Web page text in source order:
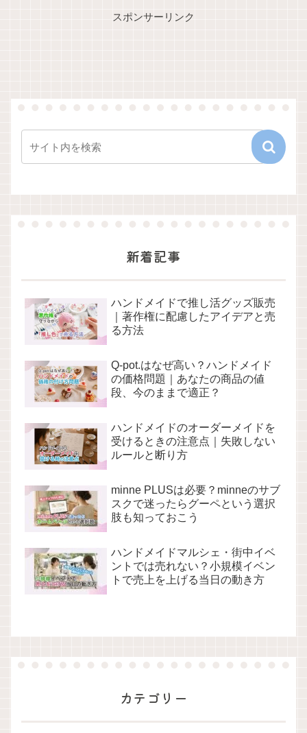
スポンサーリンク
新着記事
ハンドメイドで推し活グッズ販売
｜著作権に配慮したアイデアと売
る方法
Q-pot.はなぜ高い？ハンドメイド
の価格問題｜あなたの商品の値
段、今のままで適正？
ハンドメイドのオーダーメイドを
受けるときの注意点｜失敗しない
ルールと断り方
minne PLUSは必要？minneのサブ
スクで迷ったらグーペという選択
肢も知っておこう
ハンドメイドマルシェ・街中イベ
ントでは売れない？小規模イベン
トで売上を上げる当日の動き方
カテゴリー